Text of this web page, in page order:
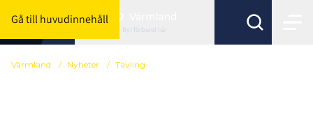
Gå till huvudinnehåll
Byt förbund här
Värmland / Nyheter / Tävling